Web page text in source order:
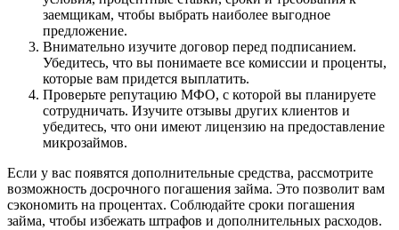
заемщикам, чтобы выбрать наиболее выгодное
предложение.
Внимательно изучите договор перед подписанием.
Убедитесь, что вы понимаете все комиссии и проценты,
которые вам придется выплатить.
Проверьте репутацию МФО, с которой вы планируете
сотрудничать. Изучите отзывы других клиентов и
убедитесь, что они имеют лицензию на предоставление
микрозаймов.
Если у вас появятся дополнительные средства, рассмотрите
возможность досрочного погашения займа. Это позволит вам
сэкономить на процентах. Соблюдайте сроки погашения
займа, чтобы избежать штрафов и дополнительных расходов.